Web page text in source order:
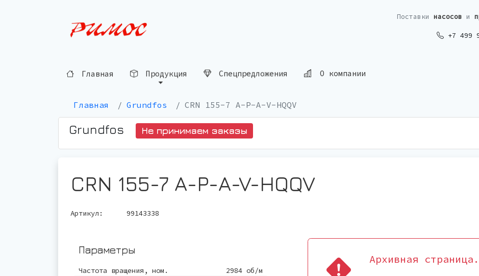
Поставки насосов и
+7 499
Главная Продукция Спецпредложения О компании
Главная Grundfos CRN 155-7 A-P-A-V-HQQV
Grundfos Не принимаем заказы
CRN 155-7 A-P-A-V-HQQV
Артикул: 99143338
Параметры
Частота вращения, ном. 2984 об/м
Архивная страница.